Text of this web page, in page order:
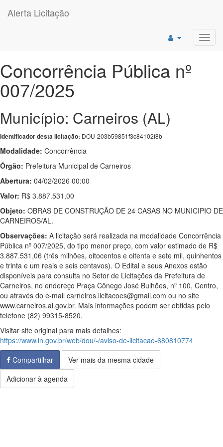
Alerta Licitação
Concorrência Pública nº
007/2025
Município: Carneiros (AL)
Identificador desta licitação: DOU-203b59851f3c84102f8b
Modalidade: Concorrência
Órgão: Prefeitura Municipal de Carneiros
Abertura: 04/02/2026 00:00
Valor: R$ 3.887.531,00
Objeto: OBRAS DE CONSTRUÇÃO DE 24 CASAS NO MUNICIPIO DE
CARNEIROS/AL.
Observações: A licitação será realizada na modalidade Concorrência
Pública nº 007/2025, do tipo menor preço, com valor estimado de R$
3.887.531,06 (três milhões, oitocentos e oitenta e sete mil, quinhentos
e trinta e um reais e seis centavos). O Edital e seus Anexos estão
disponíveis para consulta no Setor de Licitações da Prefeitura de
Carneiros, no endereço Praça Cônego José Bulhões, nº 100, Centro,
ou através do e-mail carneiros.licitacoes@gmail.com ou no site
www.carneiros.al.gov.br. Mais informações podem ser obtidas pelo
telefone (82) 99315-8520.
Visitar site original para mais detalhes:
https://www.in.gov.br/web/dou/-/aviso-de-licitacao-680810774
Compartilhar
Ver mais da mesma cidade
Adicionar à agenda